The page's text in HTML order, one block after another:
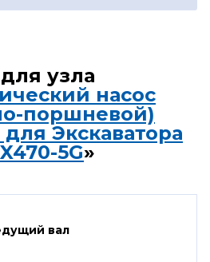
узла
насос
поршневой)
Экскаватора
5G»
вал